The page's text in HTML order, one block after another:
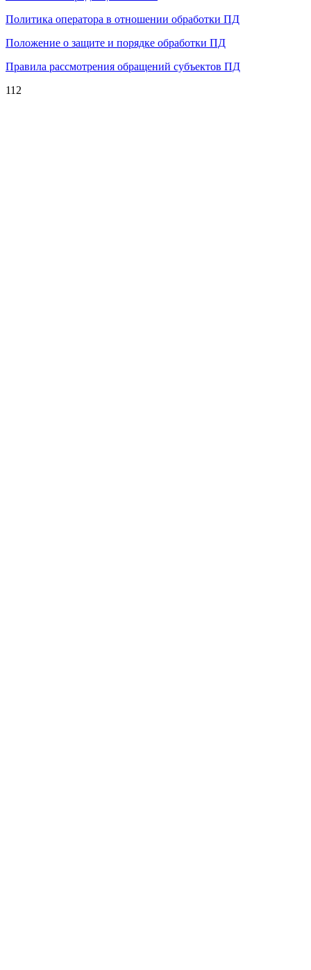
Политика оператора в отношении обработки ПД
Положение о защите и порядке обработки ПД
Правила рассмотрения обращений субъектов ПД
112